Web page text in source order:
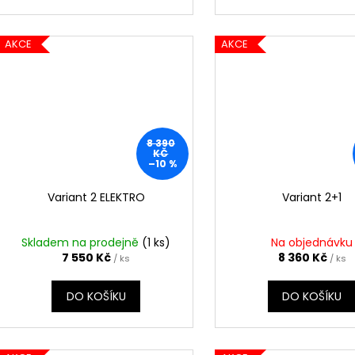
AKCE
8 390
KČ
–10 %
Variant 2 ELEKTRO
Skladem na prodejně (1 ks)
7 550 Kč / ks
DO KOŠÍKU
AKCE
Variant 2+1
Na objednávku
8 360 Kč / ks
DO KOŠÍKU